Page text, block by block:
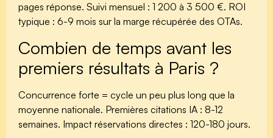
pages réponse. Suivi mensuel : 1 200 à 3 500 €. ROI
typique : 6-9 mois sur la marge récupérée des OTAs.
Combien de temps avant les
premiers résultats à Paris ?
Concurrence forte = cycle un peu plus long que la
moyenne nationale. Premières citations IA : 8-12
semaines. Impact réservations directes : 120-180 jours.